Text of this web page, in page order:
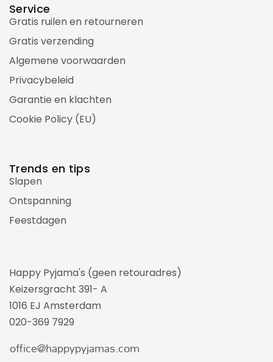
Service
Gratis ruilen en retourneren
Gratis verzending
Algemene voorwaarden
Privacybeleid
Garantie en klachten
Cookie Policy (EU)
Trends en tips
Slapen
Ontspanning
Feestdagen
Happy Pyjama's (geen retouradres)
Keizersgracht 391- A
1016 EJ Amsterdam
020-369 7929